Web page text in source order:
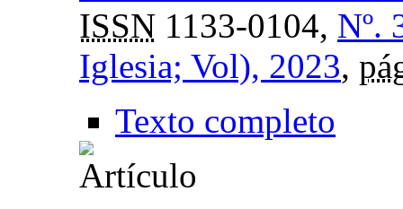
ISSN 1133-0104, Nº.
Iglesia; Vol), 2023,
Texto completo